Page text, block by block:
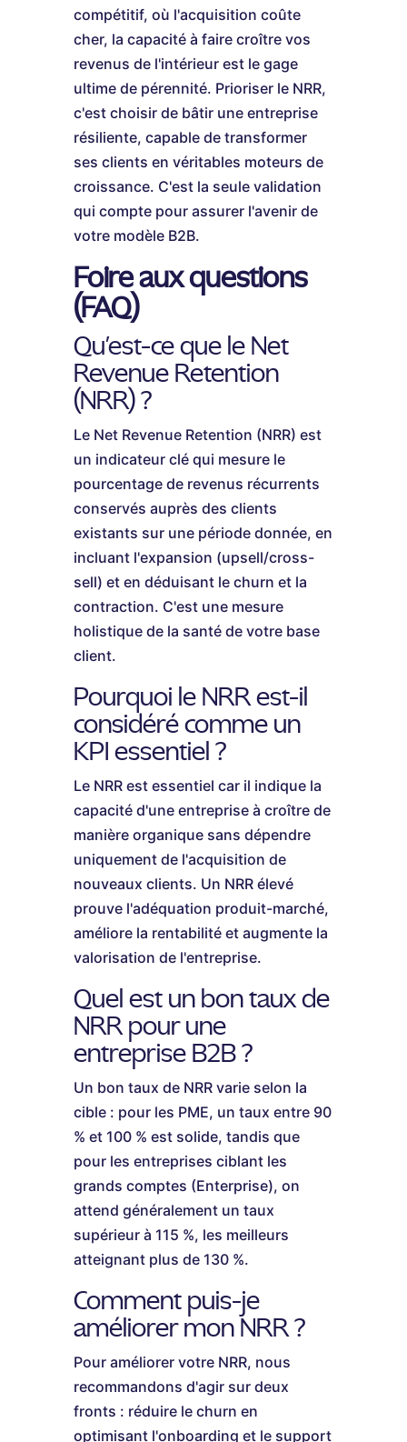
compétitif, où l'acquisition coûte
cher, la capacité à faire croître vos
revenus de l'intérieur est le gage
ultime de pérennité. Prioriser le NRR,
c'est choisir de bâtir une entreprise
résiliente, capable de transformer
ses clients en véritables moteurs de
croissance. C'est la seule validation
qui compte pour assurer l'avenir de
votre modèle B2B.
Foire aux questions
(FAQ)
Qu'est-ce que le Net
Revenue Retention
(NRR) ?
Le Net Revenue Retention (NRR) est
un indicateur clé qui mesure le
pourcentage de revenus récurrents
conservés auprès des clients
existants sur une période donnée, en
incluant l'expansion (upsell/cross-
sell) et en déduisant le churn et la
contraction. C'est une mesure
holistique de la santé de votre base
client.
Pourquoi le NRR est-il
considéré comme un
KPI essentiel ?
Le NRR est essentiel car il indique la
capacité d'une entreprise à croître de
manière organique sans dépendre
uniquement de l'acquisition de
nouveaux clients. Un NRR élevé
prouve l'adéquation produit-marché,
améliore la rentabilité et augmente la
valorisation de l'entreprise.
Quel est un bon taux de
NRR pour une
entreprise B2B ?
Un bon taux de NRR varie selon la
cible : pour les PME, un taux entre 90
% et 100 % est solide, tandis que
pour les entreprises ciblant les
grands comptes (Enterprise), on
attend généralement un taux
supérieur à 115 %, les meilleurs
atteignant plus de 130 %.
Comment puis-je
améliorer mon NRR ?
Pour améliorer votre NRR, nous
recommandons d'agir sur deux
fronts : réduire le churn en
optimisant l'onboarding et le support